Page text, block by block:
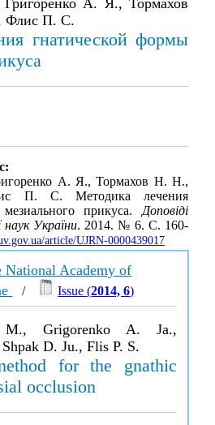
А. Я., Тормахов
П. С.
гнатической формы
А. Я., Тормахов Н. Н.,
С. Методика лечения
прикуса.Доповіді
наук України. 2014. № 6. С. 160-
article/UJRN-0000439017
National Academy of
/ Issue (2014, 6)
M., Grigorenko A. Ja.,
D. Ju., Flis P. S.
for the gnathic
occlusion